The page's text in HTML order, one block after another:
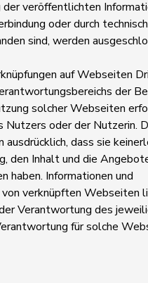
veröffentlichten
oder durch
sind, werden
auf Webseiten
der
solcher Webseiten
Nutzers oder der Nutzerin.
dass sie
den Inhalt und die
haben. Informationen und
verknüpften Webseiten
Verantwortung des
für solche